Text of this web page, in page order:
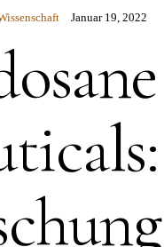
Januar 19, 2022